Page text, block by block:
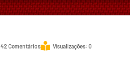
42 Comentários Visualizações: 0